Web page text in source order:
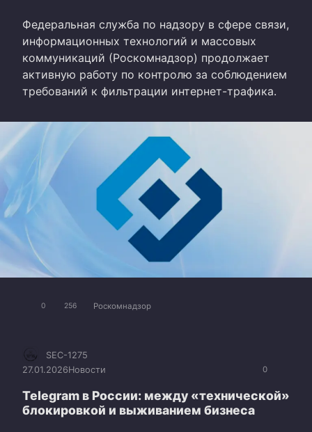
Федеральная служба по надзору в сфере связи,
информационных технологий и массовых
коммуникаций (Роскомнадзор) продолжает
активную работу по контролю за соблюдением
требований к фильтрации интернет-трафика.
0 256 Роскомнадзор
0
SEC-1275
27.01.2026Новости
Telegram в России: между «технической»
блокировкой и выживанием бизнеса